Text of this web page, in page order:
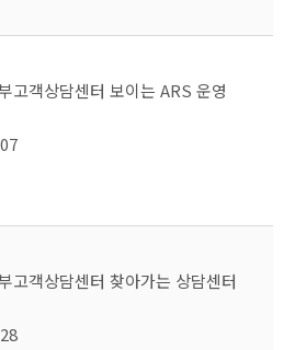
고객상담센터 보이는 ARS 운영
고객상담센터 찾아가는 상담센터